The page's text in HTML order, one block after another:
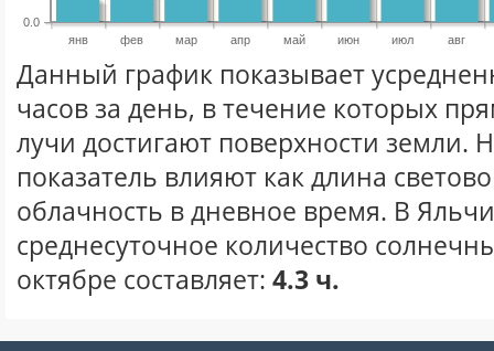
янв фев мар апр май июн июл авг
0.0
Данный график показывает
часов за день, в течение которых
лучи достигают поверхности земли.
показатель влияют как длина
облачность в дневное время. В
среднесуточное количество
октябре составляет: 4.3 ч.